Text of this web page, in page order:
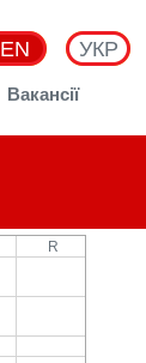
УКР
EN
Вакансії
R